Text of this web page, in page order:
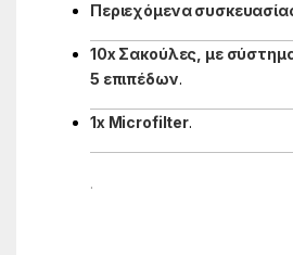
Περιεχόμενα
10x Σακούλες, με
5 επιπέδων.
1x Microfilter.
.